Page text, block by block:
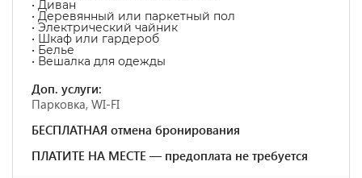
• Диван
• Деревянный или паркетный пол
• Электрический чайник
• Шкаф или гардероб
• Белье
• Вешалка для одежды
Доп. услуги:
Парковка, WI-FI
БЕСПЛАТНАЯ отмена бронирования
ПЛАТИТЕ НА МЕСТЕ — предоплата не требуется